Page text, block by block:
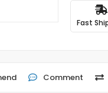
Fast
Comment